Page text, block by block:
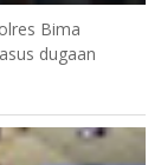
Bima
dugaan